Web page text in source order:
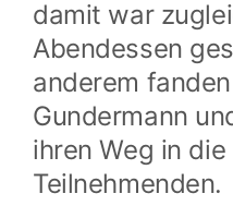
damit war
Abendessen
anderem
Gundermann
ihren Weg in
Teilnehmenden.